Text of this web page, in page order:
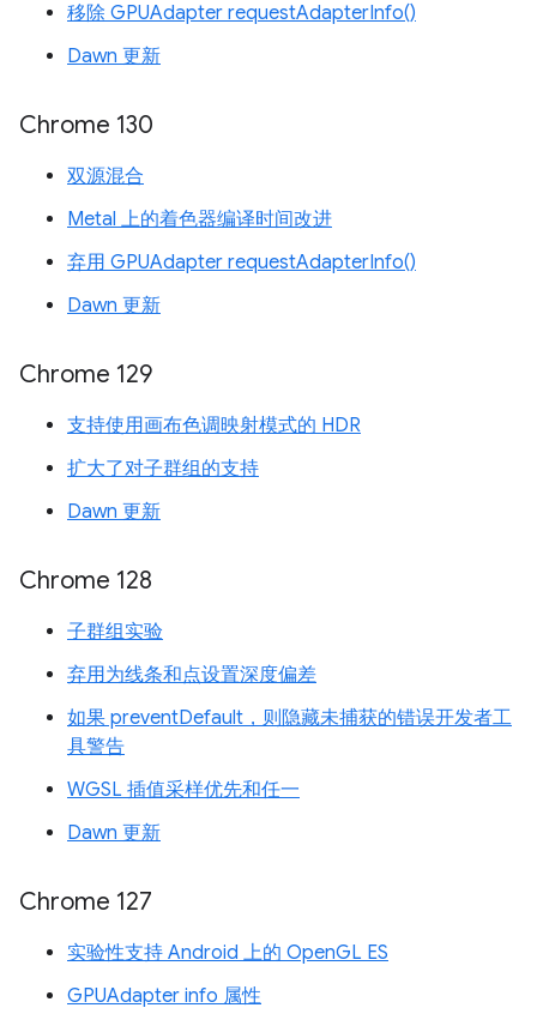
移除 GPUAdapter requestAdapterInfo()
Dawn 更新
Chrome 130
双源混合
Metal 上的着色器编译时间改进
弃用 GPUAdapter requestAdapterInfo()
Dawn 更新
Chrome 129
支持使用画布色调映射模式的 HDR
扩大了对子群组的支持
Dawn 更新
Chrome 128
子群组实验
弃用为线条和点设置深度偏差
如果 preventDefault，则隐藏未捕获的错误开发者工
具警告
WGSL 插值采样优先和任一
Dawn 更新
Chrome 127
实验性支持 Android 上的 OpenGL ES
GPUAdapter info 属性